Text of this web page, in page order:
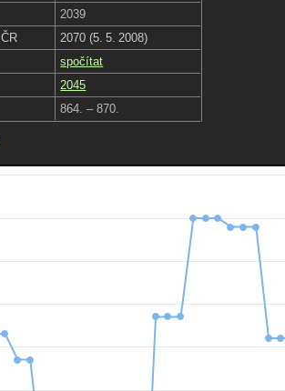
2039
2070 (5. 5. 2008)
spočítat
2045
864. – 870.